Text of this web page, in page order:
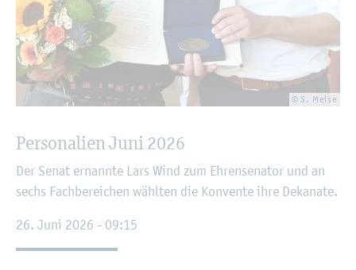
© S. Meise
Per­so­na­li­en Juni 2026
Der Senat er­nann­te Lars Wind zum Eh­ren­se­na­tor und an
sechs Fach­be­rei­chen wähl­ten die Kon­ven­te ihre De­ka­na­te.
26. Juni 2026 - 09:15